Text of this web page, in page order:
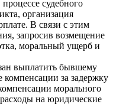
судебного
организация
В связи с этим
запросив возмещение
моральный ущерб и
выплатить бывшему
компенсации за задержку
морального
на юридические